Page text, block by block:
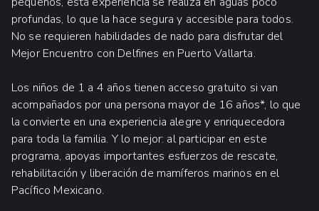
profundas, lo que la hace segura y accesible para todos.
No se requieren habilidades de nado para disfrutar del
Mejor Encuentro con Delfines en Puerto Vallarta.
Los niños de 1 a 4 años tienen acceso gratuito si van
acompañados por una persona mayor de 16 años*, lo que
la convierte en una experiencia alegre y enriquecedora
para toda la familia. Y lo mejor: al participar en este
programa, apoyas importantes esfuerzos de rescate,
rehabilitación y liberación de mamíferos marinos en el
Pacífico Mexicano.